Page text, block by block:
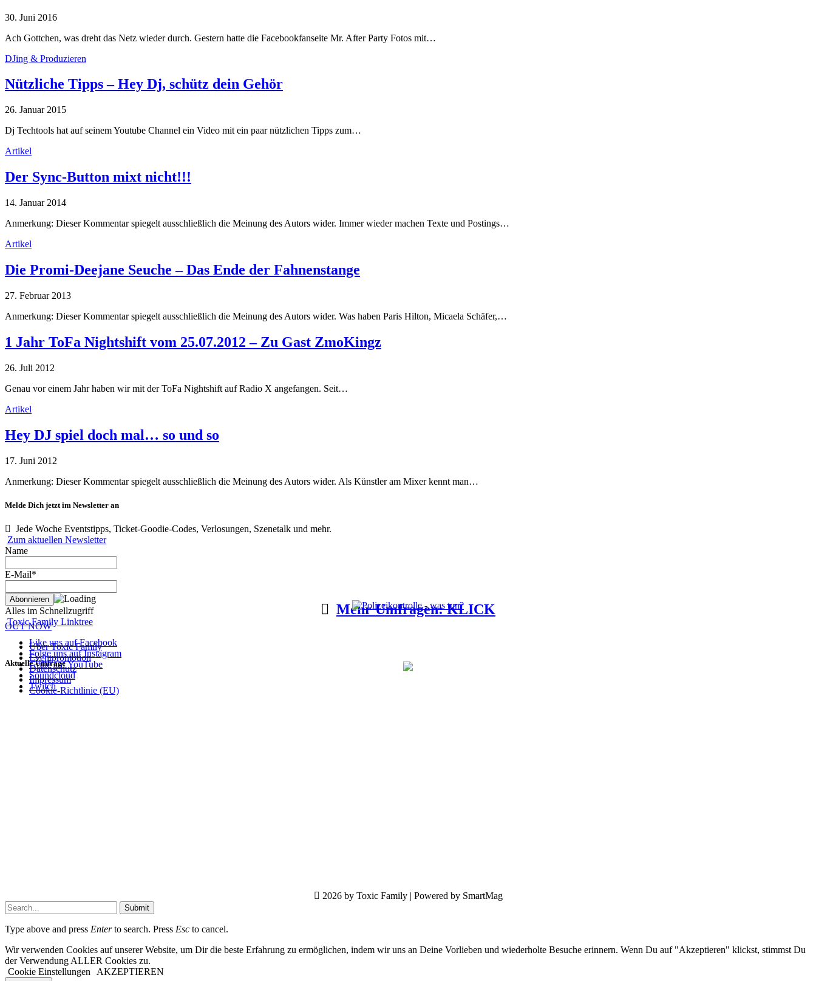
30. Juni 2016
Ach Gottchen, was dreht das Netz wieder durch. Gestern hatte die Facebookfanseite Mr. After Party Fotos mit…
DJing & Produzieren
Nützliche Tipps – Hey Dj, schütz dein Gehör
26. Januar 2015
Dj Techtools hat auf seinem Youtube Channel ein Video mit ein paar nützlichen Tipps zum…
Artikel
Der Sync-Button mixt nicht!!!
14. Januar 2014
Anmerkung: Dieser Kommentar spiegelt ausschließlich die Meinung des Autors wider. Immer wieder machen Texte und Postings…
Artikel
Die Promi-Deejane Seuche – Das Ende der Fahnenstange
27. Februar 2013
Anmerkung: Dieser Kommentar spiegelt ausschließlich die Meinung des Autors wider. Was haben Paris Hilton, Micaela Schäfer,…
1 Jahr ToFa Nightshift vom 25.07.2012 – Zu Gast ZmoKingz
26. Juli 2012
Genau vor einem Jahr haben wir mit der ToFa Nightshift auf Radio X angefangen. Seit…
Artikel
Hey DJ spiel doch mal… so und so
17. Juni 2012
Anmerkung: Dieser Kommentar spiegelt ausschließlich die Meinung des Autors wider. Als Künstler am Mixer kennt man…
Melde Dich jetzt im Newsletter an
Jede Woche Eventstipps, Ticket-Goodie-Codes, Verlosungen, Szenetalk und mehr.
Zum aktuellen Newsletter
Name
E-Mail*
Alles im Schnellzugriff
Toxic Family Linktree
Like uns auf Facebook
Folge uns auf Instagram
Grille auf YouTube
Soundcloud
Twitch
Aktuelle Umfrage
Mehr Umfragen: KLICK
OUT NOW
Über Toxic Family
Eventpromotion
Datenschutz
Impressum
Cookie-Richtlinie (EU)
2026 by Toxic Family | Powered by SmartMag
Submit
Type above and press Enterto search. Press Esc to cancel.
Wir verwenden Cookies auf unserer Website, um Dir die beste Erfahrung zu ermöglichen, indem wir uns an Deine Vorlieben und wiederholte Besuche erinnern. Wenn Du auf "Akzeptieren" klickst, stimmst Du
der Verwendung ALLER Cookies zu.
Cookie Einstellungen
AKZEPTIEREN